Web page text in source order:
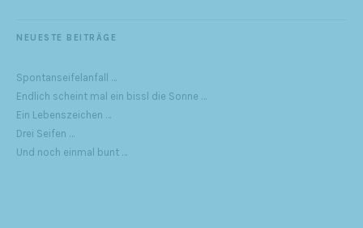
NEUESTE BEITRÄGE
Spontanseifelanfall …
Endlich scheint mal ein bissl die Sonne …
Ein Lebenszeichen …
Drei Seifen …
Und noch einmal bunt …